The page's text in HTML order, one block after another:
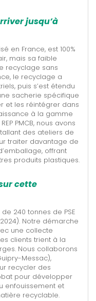
jusqu’à
en France, est 100%
mais sa faible
recyclage sans
le recyclage a
puis s’est étendu
sacherie spécifique
et les réintégrer dans
à la gamme
PMCB, nous avons
des ateliers de
traiter davantage de
offrant
produits plastiques.
cette
240 tonnes de PSE
Notre démarche
une collecte
clients trient à la
Nous collaborons
Messac),
recycler des
pour développer
enfouissement et
recyclable.